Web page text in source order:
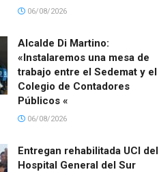
06/08/2026
Alcalde Di Martino:
«Instalaremos una mesa de
trabajo entre el Sedemat y el
Colegio de Contadores
Públicos «
06/08/2026
Entregan rehabilitada UCI del
Hospital General del Sur